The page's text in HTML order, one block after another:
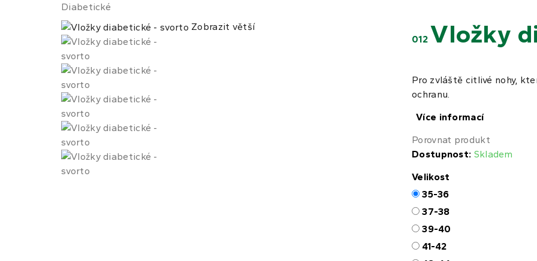
Diabetické
Zobrazit větší
012 Vložky
Pro zvláště citlivé nohy,
ochranu.
Více informací
Porovnat produkt
Dostupnost: Skladem
Velikost
35-36
37-38
39-40
41-42